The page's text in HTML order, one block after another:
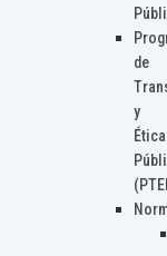
de
y
Ética